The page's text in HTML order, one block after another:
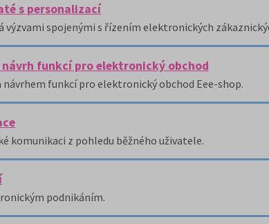
s personalizací
výzvami spojenými s řízením elektronických
návrh funkcí pro elektronický obchod
návrhem funkcí pro elektronický obchod Eee-shop.
komunikaci z pohledu běžného uživatele.
podnikáním.